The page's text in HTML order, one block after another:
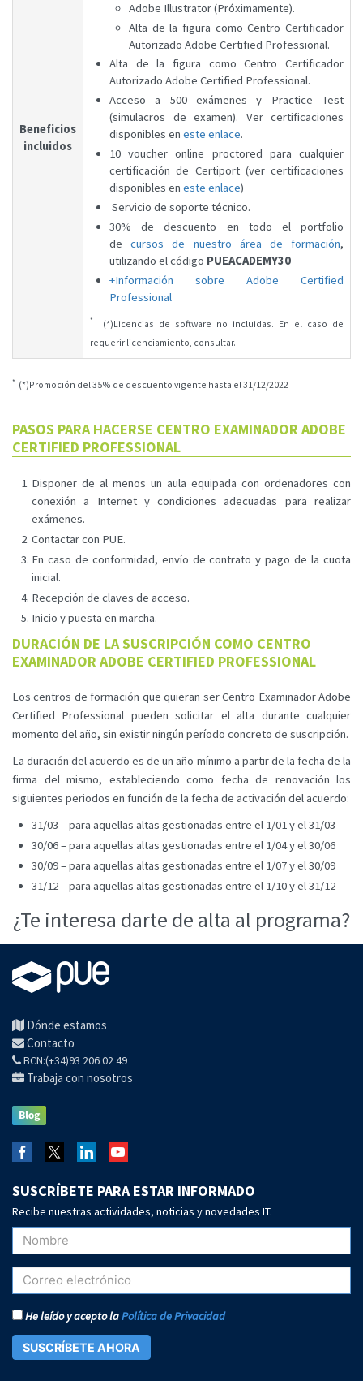
Beneficios
incluidos
Adobe Illustrator (Próximamente).
Alta de la figura como Centro Certificador
Autorizado Adobe Certified Professional.
Alta de la figura como Centro Certificador
Autorizado Adobe Certified Professional.
Acceso a 500 exámenes y Practice Test
(simulacros de examen). Ver certificaciones
disponibles en este enlace.
10 voucher online proctored para cualquier
certificación de Certiport (ver certificaciones
disponibles en este enlace)
Servicio de soporte técnico.
30% de descuento en todo el portfolio
decursos de nuestro área de formación,
utilizando el código PUEACADEMY30
+Información sobre Adobe Certified
Professional
*
(*)Licencias de software no incluidas. En el caso de
requerir licenciamiento, consultar.
* (*)Promoción del 35% de descuento vigente hasta el 31/12/2022
PASOS PARA HACERSE CENTRO EXAMINADOR ADOBE
CERTIFIED PROFESSIONAL
Disponer de al menos un aula equipada con ordenadores con
conexión a Internet y condiciones adecuadas para realizar
exámenes.
Contactar con PUE.
En caso de conformidad, envío de contrato y pago de la cuota
inicial.
Recepción de claves de acceso.
Inicio y puesta en marcha.
DURACIÓN DE LA SUSCRIPCIÓN COMO CENTRO
EXAMINADOR ADOBE CERTIFIED PROFESSIONAL
Los centros de formación que quieran ser Centro Examinador Adobe
Certified Professional pueden solicitar el alta durante cualquier
momento del año, sin existir ningún período concreto de suscripción.
La duración del acuerdo es de un año mínimo a partir de la fecha de la
firma del mismo, estableciendo como fecha de renovación los
siguientes periodos en función de la fecha de activación del acuerdo:
31/03 – para aquellas altas gestionadas entre el 1/01 y el 31/03
30/06 – para aquellas altas gestionadas entre el 1/04 y el 30/06
30/09 – para aquellas altas gestionadas entre el 1/07 y el 30/09
31/12 – para aquellas altas gestionadas entre el 1/10 y el 31/12
¿Te interesa darte de alta al programa?
Dónde estamos
Contacto
BCN:(+34)93 206 02 49
Trabaja con nosotros
SUSCRÍBETE PARA ESTAR INFORMADO
Recibe nuestras actividades, noticias y novedades IT.
He leído y acepto laPolítica de Privacidad
SUSCRÍBETE AHORA